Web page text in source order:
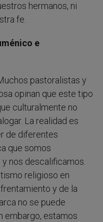
hermanos, ni
fe.
e
pastoralistas y
opinan que este tipo
culturalmente no
La realidad es
de diferentes
que somos
nos descalificamos.
religioso en
y de la
no se puede
embargo, estamos